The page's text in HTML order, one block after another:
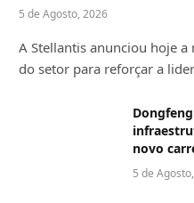
5 de Agosto, 2026
A Stellantis anunciou hoje
do setor para reforçar a
novo
5 de